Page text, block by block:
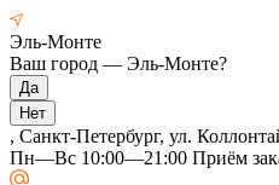
Эль-Монте
Ваш город — Эль-Монте?
, Санкт-Петербург, ул.
Пн—Вс 10:00—21:00 Приём